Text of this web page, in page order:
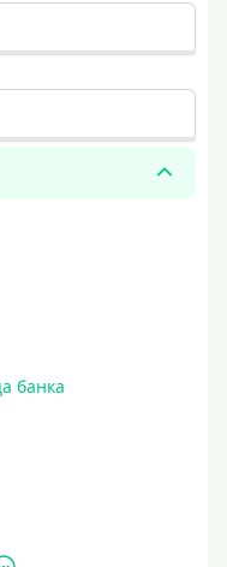
банка